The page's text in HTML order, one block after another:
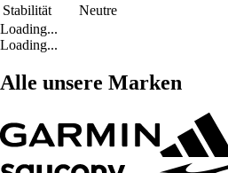
Stabilität
Neutre
Loading...
Loading...
Alle unsere Marken